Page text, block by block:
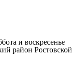
и воскресенье
район Ростовской